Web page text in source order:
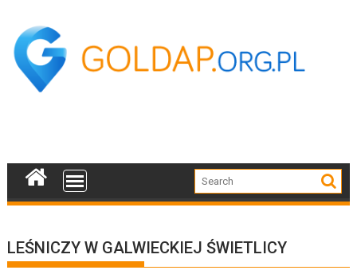
content
LEŚNICZY W GALWIECKIEJ ŚWIETLICY